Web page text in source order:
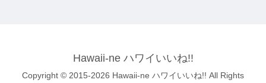
Hawaii-ne ハワイいいね!!
Copyright © 2015-2026 Hawaii-ne ハワイいいね!! All Rights